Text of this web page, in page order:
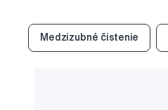
Medzizubné čistenie